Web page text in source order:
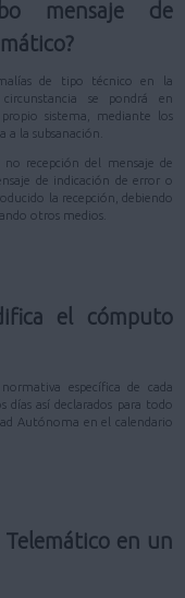
mensaje de
de tipo técnico en la
se pondrá en
sistema, mediante los
a la subsanación.
no recepción del mensaje de
de indicación de error o
la recepción, debiendo
otros medios.
el cómputo
específica de cada
días así declarados para todo
Autónoma en el calendario
en un